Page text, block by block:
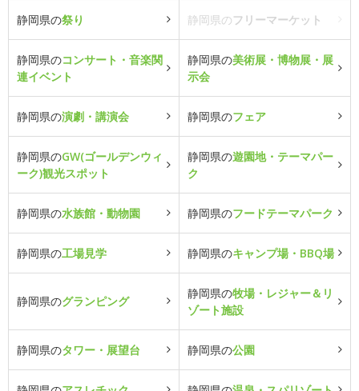
静岡県の祭り 静岡県のフリーマーケット
静岡県のコンサート・音楽関
連イベント
静岡県の美術展・博物展・展
示会
静岡県の演劇・講演会 静岡県のフェア
静岡県のGW(ゴールデンウィ
ーク)観光スポット
静岡県の遊園地・テーマパー
ク
静岡県の水族館・動物園 静岡県のフードテーマパーク
静岡県の工場見学 静岡県のキャンプ場・BBQ場
静岡県のグランピング
静岡県の牧場・レジャー＆リ
ゾート施設
静岡県のタワー・展望台 静岡県の公園